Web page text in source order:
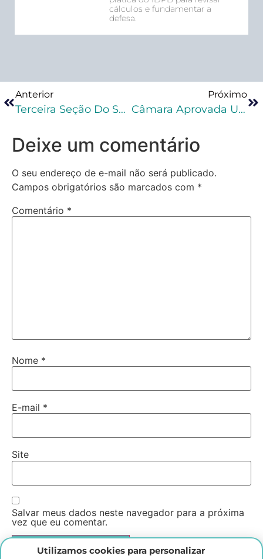
cálculos e fundamentar a
defesa.
Anterior
Terceira Seção Do STJ Vai Definir Se Recolhimento Noturno Deve Ser Computado Para Fins De Detração Da Pena
Próximo
Câmara Aprovada Urgência Para Projeto Que Torna Hediondos Os Crimes Relacionados À Pedofilia
Deixe um comentário
O seu endereço de e-mail não será publicado.
Campos obrigatórios são marcados com *
Comentário *
Nome *
E-mail *
Site
Salvar meus dados neste navegador para a próxima
vez que eu comentar.
Utilizamos cookies para personalizar